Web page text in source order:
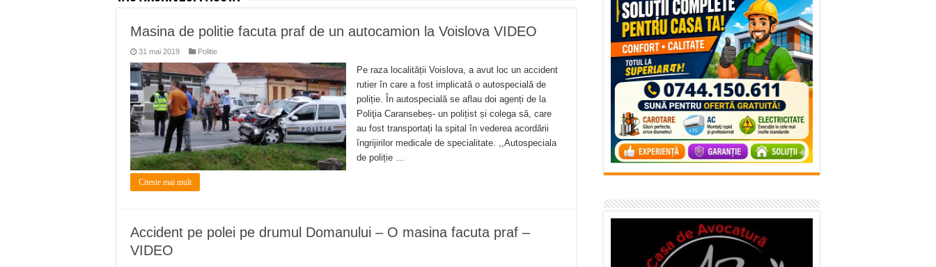
ANUNȚ OPRIRE APĂ în Reșița – avarie – 04.08.2026 – str. Văliugului și Plastomet
ANUNŢ OPRIRE APĂ în CARANSEBEȘ – 04.08.2026 – avarie – Calea Severinului
ANUNŢ OPRIRE APĂ în CARANSEBEȘ avarie
ANUNȚ OPRIRE APĂ în Reșița, cartier Țerova – avarie – 04.08.2026
ANUNȚ OPRIRE APĂ în Reșița – avarie – 03.08.2026 – Calea Caransebeșului
Masina de politie facuta praf de un autocamion la Voislova VIDEO
31 mai 2019 Politie
Pe raza localității Voislova, a avut loc un accident
rutier în care a fost implicată o autospecială de
poliție. În autospecială se aflau doi agenți de la
Poliţia Caransebeș- un polițist și colega să, care
au fost transportați la spital în vederea acordării
îngrijirilor medicale de specialitate. ,,Autospeciala
de poliție …
Citeste mai mult
Accident pe polei pe drumul Domanului – O masina facuta praf –
VIDEO